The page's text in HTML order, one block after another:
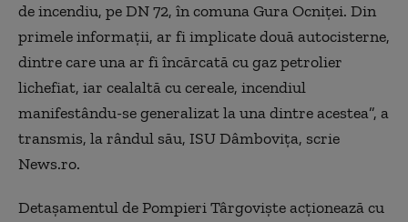
de incendiu, pe DN 72, în comuna Gura Ocniţei. Din
primele informaţii, ar fi implicate două autocisterne,
dintre care una ar fi încărcată cu gaz petrolier
lichefiat, iar cealaltă cu cereale, incendiul
manifestându-se generalizat la una dintre acestea”, a
transmis, la rândul său, ISU Dâmboviţa, scrie
News.ro.
Detaşamentul de Pompieri Târgovişte acţionează cu